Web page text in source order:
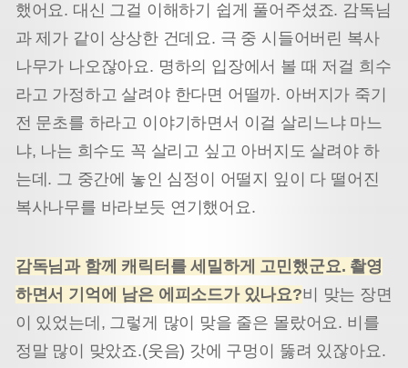
했어요. 대신 그걸 이해하기 쉽게 풀어주셨죠. 감독님
과 제가 같이 상상한 건데요. 극 중 시들어버린 복사
나무가 나오잖아요. 명하의 입장에서 볼 때 저걸 희수
라고 가정하고 살려야 한다면 어떨까. 아버지가 죽기
전 문초를 하라고 이야기하면서 이걸 살리느냐 마느
냐, 나는 희수도 꼭 살리고 싶고 아버지도 살려야 하
는데. 그 중간에 놓인 심정이 어떨지 잎이 다 떨어진
복사나무를 바라보듯 연기했어요.
감독님과 함께 캐릭터를 세밀하게 고민했군요. 촬영
하면서 기억에 남은 에피소드가 있나요?비 맞는 장면
이 있었는데, 그렇게 많이 맞을 줄은 몰랐어요. 비를
정말 많이 맞았죠.(웃음) 갓에 구멍이 뚫려 있잖아요.